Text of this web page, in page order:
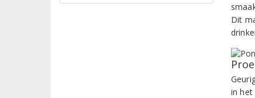
Dit
in het